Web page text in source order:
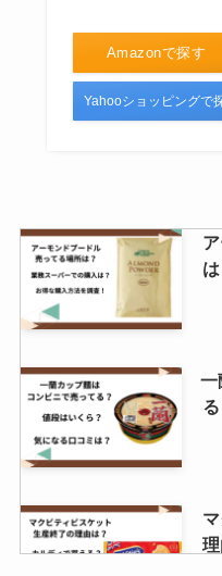
Amazonで探す
Yahooショッピングで
一